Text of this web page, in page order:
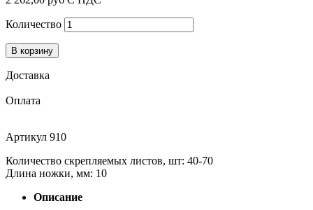
Количество
В корзину
Доставка
Оплата
Артикул 910
Количество скрепляемых листов, шт: 40-70
Длина ножки, мм: 10
Описание